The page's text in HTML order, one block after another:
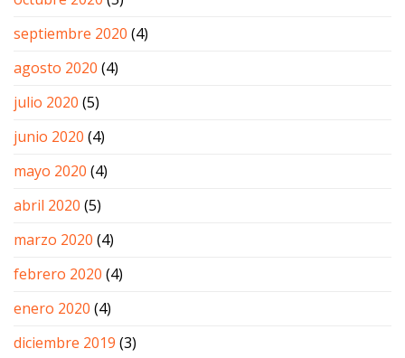
septiembre 2020 (4)
agosto 2020 (4)
julio 2020 (5)
junio 2020 (4)
mayo 2020 (4)
abril 2020 (5)
marzo 2020 (4)
febrero 2020 (4)
enero 2020 (4)
diciembre 2019 (3)